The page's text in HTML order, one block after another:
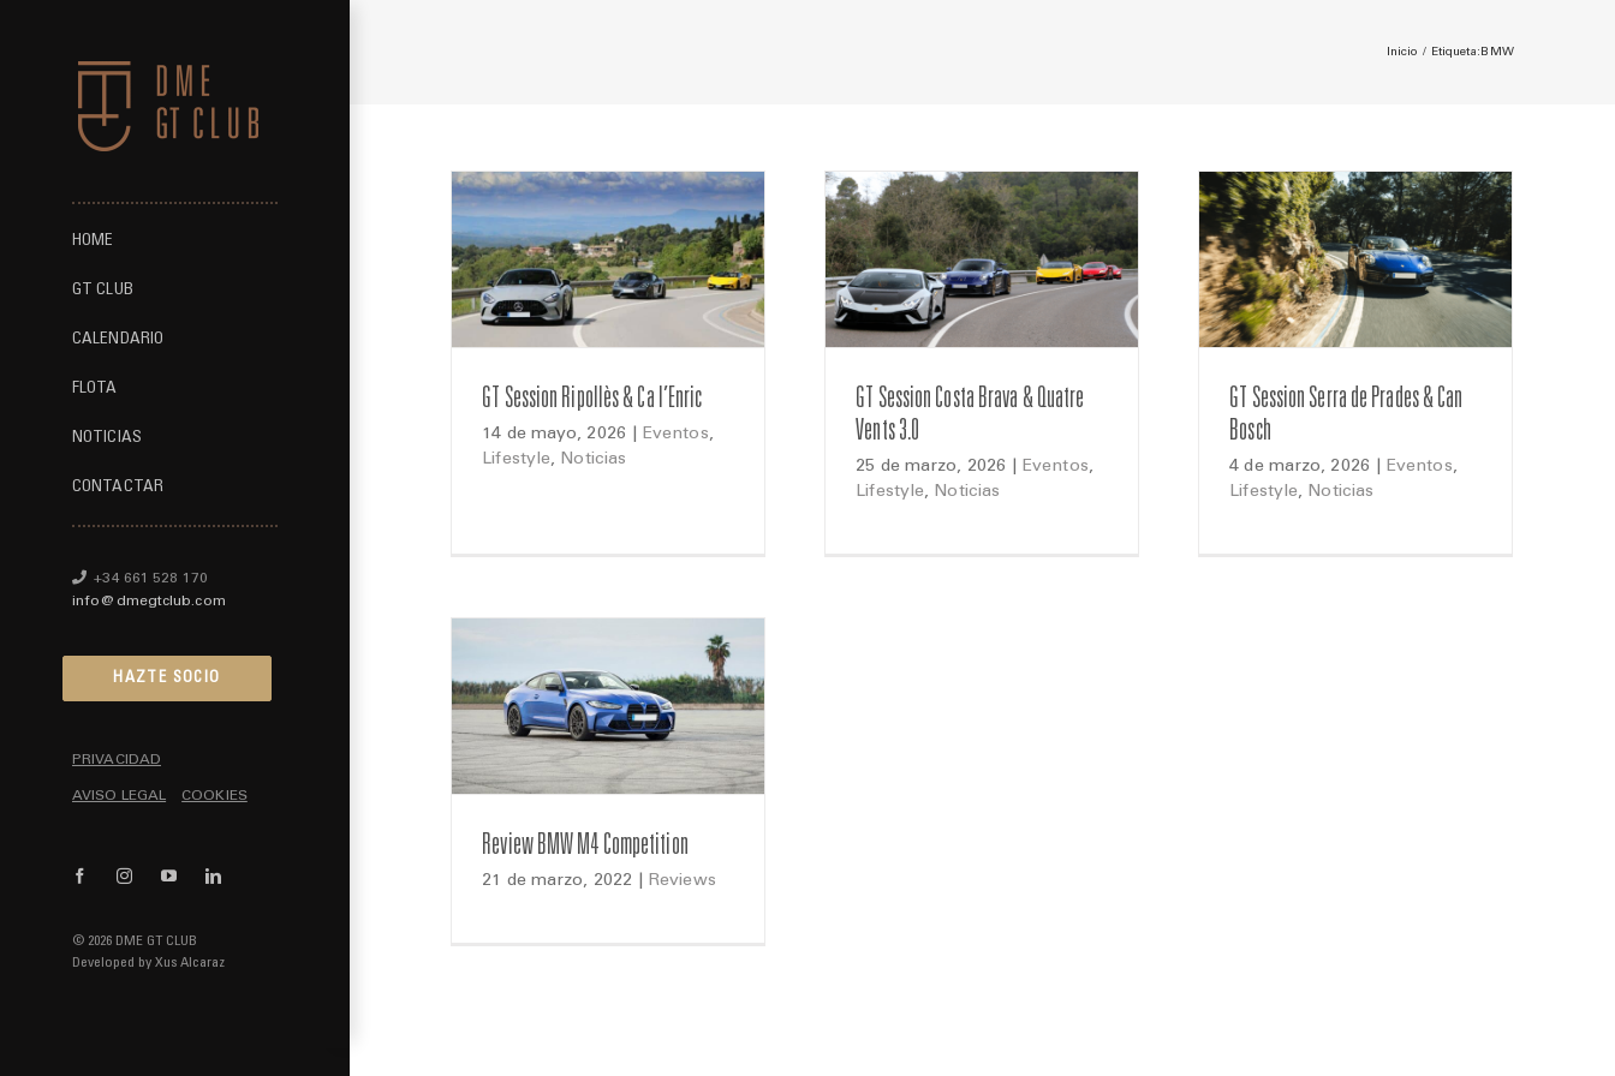
contenido
HOME
GT CLUB
CALENDARIO
FLOTA
NOTICIAS
CONTACTAR
+34 661 528 170
info@dmegtclub.com
HAZTE SOCIO
PRIVACIDAD
AVISO LEGAL COOKIES
FacebookInstagramYouTubeLinkedIn
© 2026 DME GT CLUB
Developed by Xus Alcaraz
Inicio Etiqueta: BMW
GT Session Ripollès & Ca l’Enric
14 de mayo, 2026 Eventos,
Lifestyle, Noticias
GT Session Costa Brava & Quatre
Vents 3.0
GT Session Costa Brava & Quatre
Vents 3.0
25 de marzo, 2026 Eventos,
Lifestyle, Noticias
Bosch
GT Session Serra de Prades & Can
Bosch
4 de marzo, 2026 Eventos,
Lifestyle, Noticias
Review BMW M4 Competition
21 de marzo, 2022 Reviews